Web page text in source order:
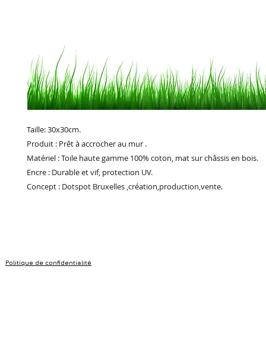
Taille: 30x30cm.
Produit : Prêt à accrocher au mur .
Matériel : Toile haute gamme 100% coton, mat sur châssis en bois.
Encre : Durable et vif, protection UV.
Concept : Dotspot Bruxelles ,création,production,vente.
Politique de confidentialité